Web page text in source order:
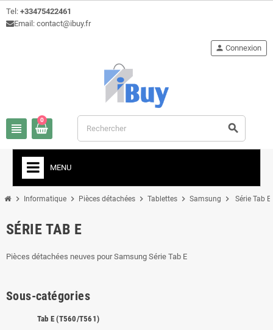
Tel: +33475422461
Email: contact@ibuy.fr
view_headline
person Connexion
0
search
MENU
chevron_right Informatique chevron_right Pièces détachées chevron_right Tablettes chevron_right Samsung chevron_right Série Tab E
SÉRIE TAB E
Pièces détachées neuves pour Samsung Série Tab E
Sous-catégories
Tab E (T560/T561)